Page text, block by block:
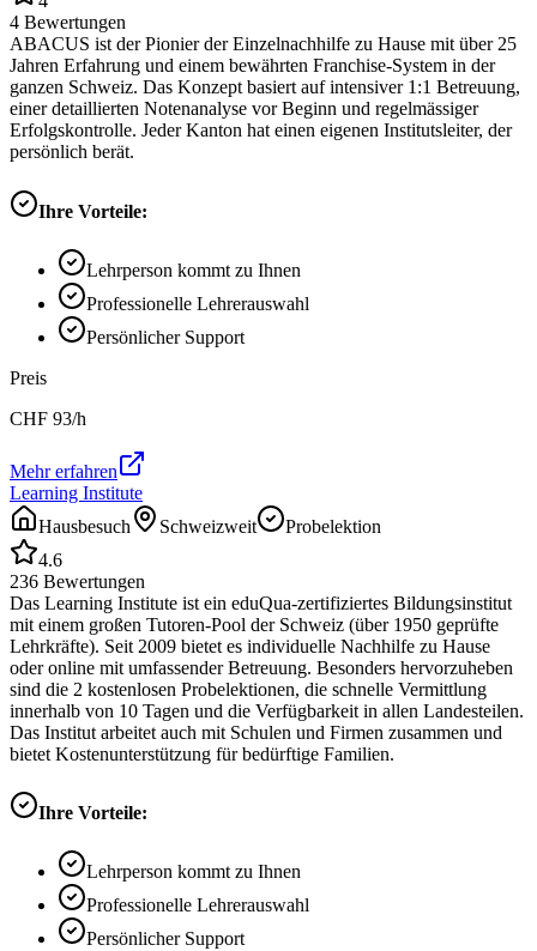
4 Bewertungen
ABACUS ist der Pionier der Einzelnachhilfe zu Hause mit über 25
Jahren Erfahrung und einem bewährten Franchise-System in der
ganzen Schweiz. Das Konzept basiert auf intensiver 1:1 Betreuung,
einer detaillierten Notenanalyse vor Beginn und regelmässiger
Erfolgskontrolle. Jeder Kanton hat einen eigenen Institutsleiter, der
persönlich berät.
Ihre Vorteile:
Lehrperson kommt zu Ihnen
Professionelle Lehrerauswahl
Persönlicher Support
Preis
CHF 93/h
Mehr erfahren
Learning Institute
Hausbesuch
Schweizweit
Probelektion
4.6
236 Bewertungen
Das Learning Institute ist ein eduQua-zertifiziertes Bildungsinstitut
mit einem großen Tutoren-Pool der Schweiz (über 1950 geprüfte
Lehrkräfte). Seit 2009 bietet es individuelle Nachhilfe zu Hause
oder online mit umfassender Betreuung. Besonders hervorzuheben
sind die 2 kostenlosen Probelektionen, die schnelle Vermittlung
innerhalb von 10 Tagen und die Verfügbarkeit in allen Landesteilen.
Das Institut arbeitet auch mit Schulen und Firmen zusammen und
bietet Kostenunterstützung für bedürftige Familien.
Ihre Vorteile:
Lehrperson kommt zu Ihnen
Professionelle Lehrerauswahl
Persönlicher Support